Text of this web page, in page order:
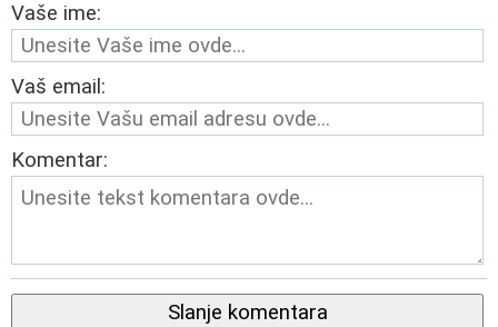
Vaše ime:
Vaš email:
Komentar:
Slanje komentara